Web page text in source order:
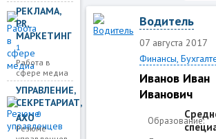
РЕКЛАМА,
PR,
МАРКЕТИНГ
1
Работа в
сфере медиа
УПРАВЛЕНИЕ,
СЕКРЕТАРИАТ,
АХО0
Резюме
Водитель
07 августа 2017
Финансы,
Иванов Иван
Иванович
Образование: